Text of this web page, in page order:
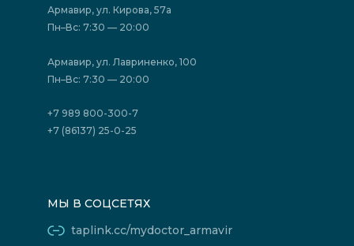
Фотогалерея
Политика конфиденциальности
Акции
Акции
Отзывы
Государственные программы
Юридическим лицам
Армавир, ул. Кирова, 57а
Пн–Вс: 7:30 — 20:00
Армавир, ул. Лавриненко, 100
Пн–Вс: 7:30 — 20:00
+7 989 800-300-7
+7 (86137) 25-0-25
МЫ В СОЦСЕТЯХ
taplink.cc/mydoctor_armavir